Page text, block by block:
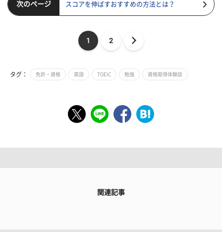
次のページ スコアを伸ばすおすすめの方法とは？
1 2
タグ： 免許・資格 英語 TOEIC 勉強 資格取得体験談
関連記事